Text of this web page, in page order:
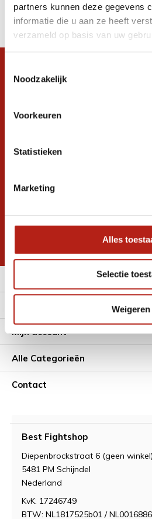
partners kunnen deze gegevens
informatie die u aan ze heeft
verzameld op basis van uw
Noodzakelijk
Voorkeuren
Statistieken
Marketing
Alles
Selectie
Weigeren
Filter
Ontvang de nieuwste
promoties
* Lees hier de wettelijke beperkingen
Mijn account
Alle Categorieën
Contact
Best Fightshop
Diepenbrockstraat 6 (geen winkel)
5481 PM Schijndel
Nederland
KvK: 17246749
BTW: NL1817525b01 /